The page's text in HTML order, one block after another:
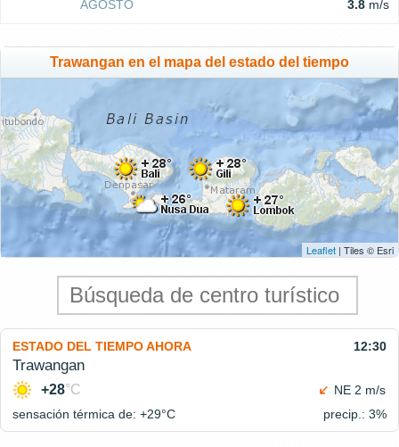
AGOSTO 3.8 m/s
Trawangan en el mapa del estado del tiempo
Leaflet | Tiles © Esri
ESTADO DEL TIEMPO AHORA 12:30
Trawangan
+28°C
NE 2 m/s
sensación térmica de: +29°C precip.: 3%